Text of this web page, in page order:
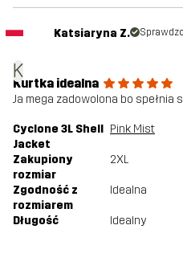
K
Katsiaryna Z.
Kurtka idealna
Ja mega zadowolona bo spełnia
Cyclone 3L Shell
Jacket
Pink Mist
Zakupiony
rozmiar
2XL
Zgodność z
rozmiarem
Idealna
Długość Idealny